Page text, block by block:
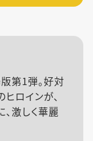
第1弾。好対
ロインが、
激しく華麗